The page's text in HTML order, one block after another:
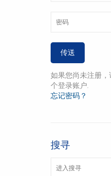
如果您尚未注册，
个登录账户.
忘记密码？
搜寻